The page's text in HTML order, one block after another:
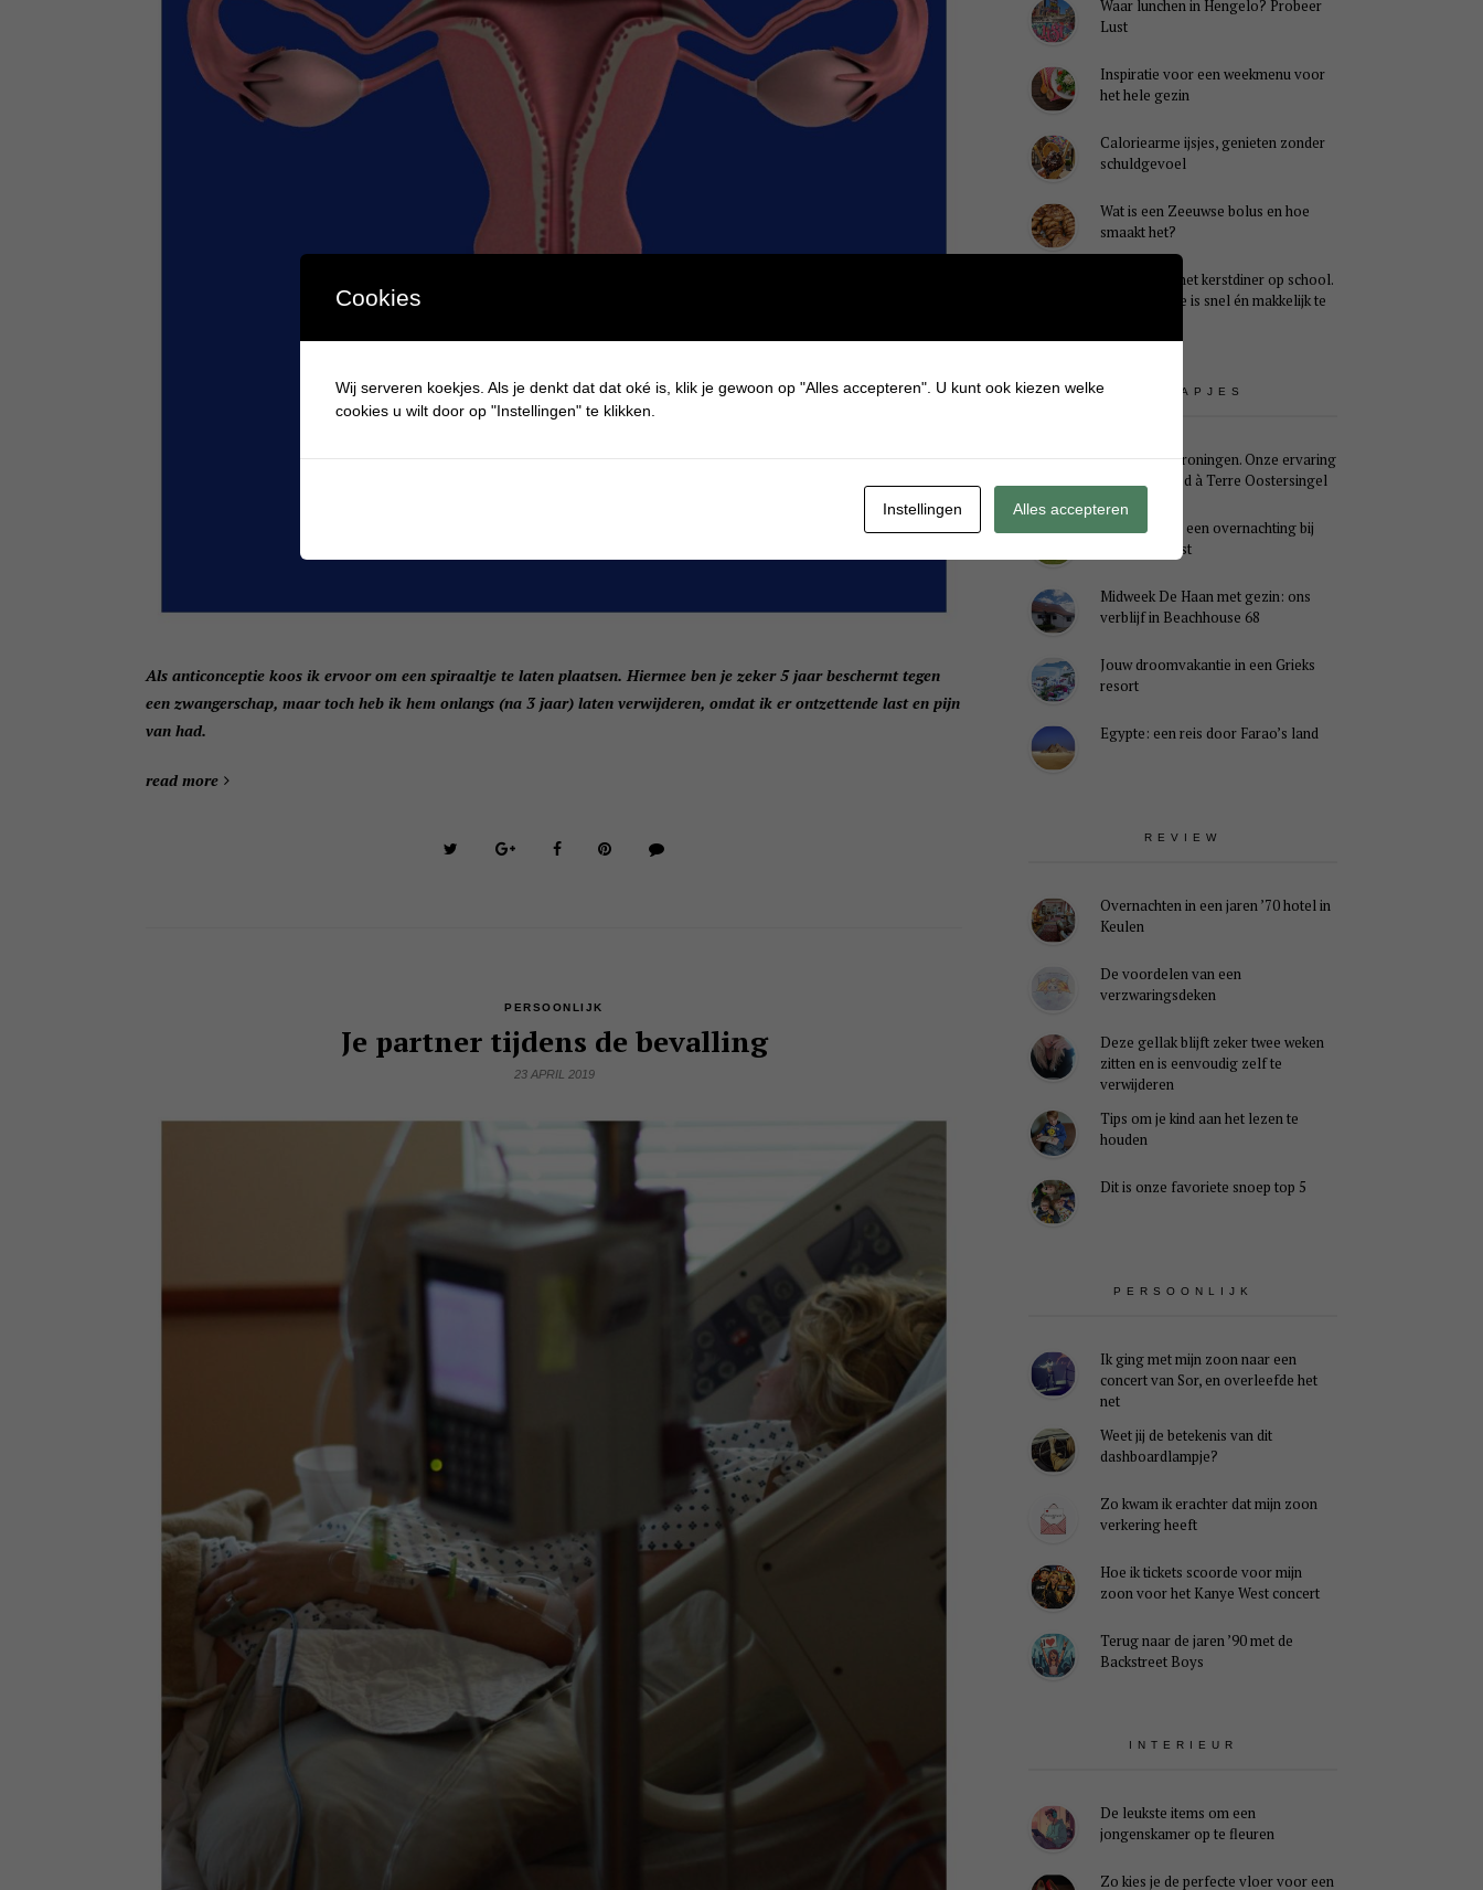
Als anticonceptie koos ik ervoor om een spiraaltje te laten plaatsen. Hiermee ben je zeker 5 jaar beschermt tegen
een zwangerschap, maar toch heb ik hem onlangs (na 3 jaar) laten verwijderen, omdat ik er ontzettende last en pijn
van had.
read more
PERSOONLIJK
Je partner tijdens de bevalling
23 APRIL 2019
Waar lunchen in Hengelo? Probeer
Lust
Inspiratie voor een weekmenu voor
het hele gezin
Caloriearme ijsjes, genieten zonder
schuldgevoel
Wat is een Zeeuwse bolus en hoe
smaakt het?
Ideaal voor het kerstdiner op school.
Dit kersthapje is snel én makkelijk te
UITSTAPJES
Weekendje Groningen. Onze ervaring
met B&B Pied à Terre Oostersingel
Genieten van een overnachting bij
B&B Landlust
Midweek De Haan met gezin: ons
verblijf in Beachhouse 68
Jouw droomvakantie in een Grieks
resort
Egypte: een reis door Farao’s land
REVIEW
Overnachten in een jaren ’70 hotel in
Keulen
De voordelen van een
verzwaringsdeken
Deze gellak blijft zeker twee weken
zitten en is eenvoudig zelf te
verwijderen
Tips om je kind aan het lezen te
houden
Dit is onze favoriete snoep top 5
PERSOONLIJK
Ik ging met mijn zoon naar een
concert van Sor, en overleefde het
net
Weet jij de betekenis van dit
dashboardlampje?
Zo kwam ik erachter dat mijn zoon
verkering heeft
Hoe ik tickets scoorde voor mijn
zoon voor het Kanye West concert
Terug naar de jaren ’90 met de
Backstreet Boys
INTERIEUR
De leukste items om een
jongenskamer op te fleuren
Zo kies je de perfecte vloer voor een
Cookies
Wij serveren koekjes. Als je denkt dat dat oké is, klik je gewoon op "Alles accepteren". U kunt ook kiezen welke
cookies u wilt door op "Instellingen" te klikken.
Instellingen Alles accepteren